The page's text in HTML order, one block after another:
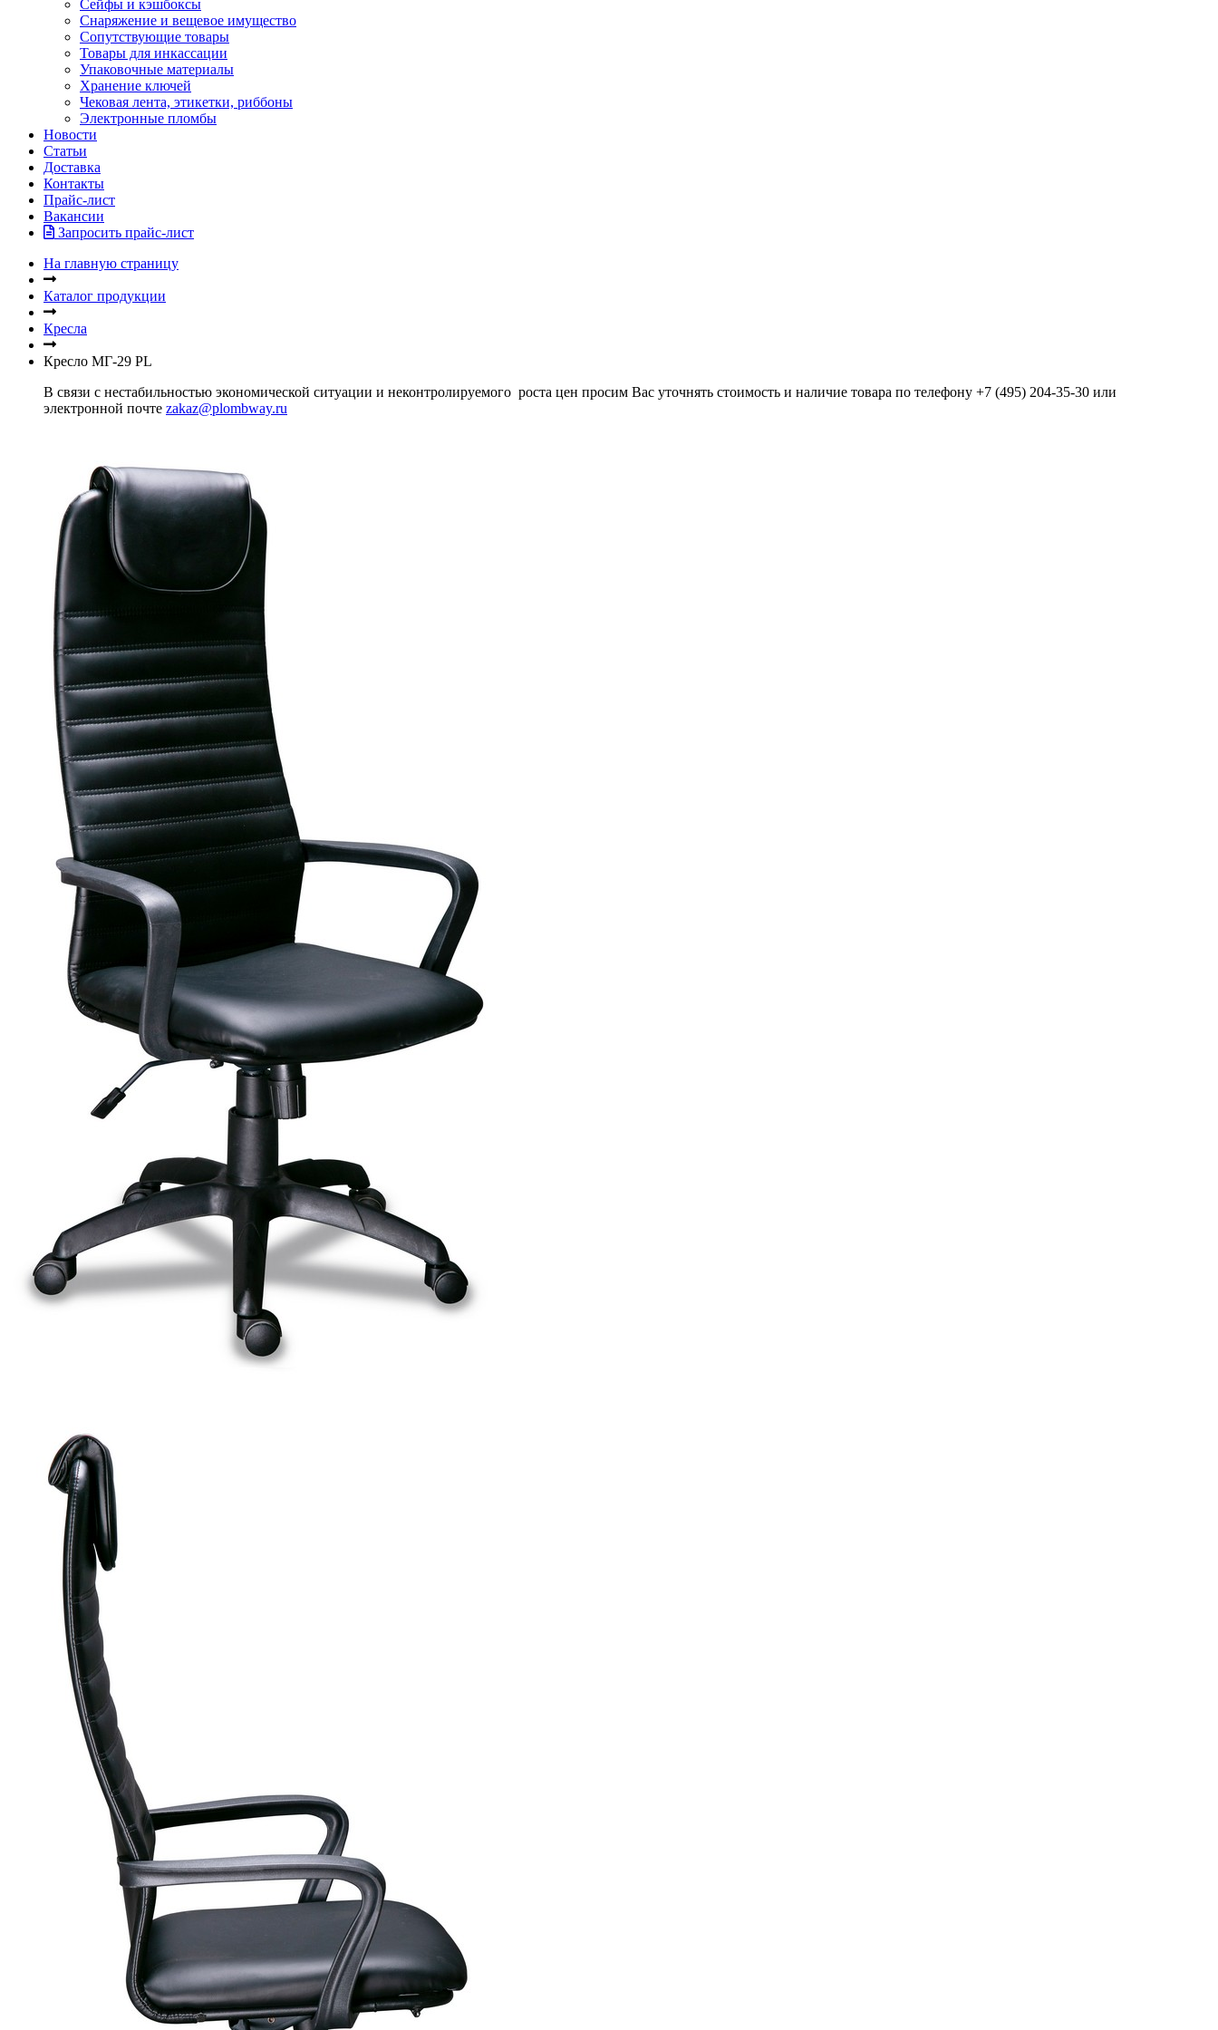
Сейфы и кэшбоксы
Снаряжение и вещевое имущество
Сопутствующие товары
Товары для инкассации
Упаковочные материалы
Хранение ключей
Чековая лента, этикетки, риббоны
Электронные пломбы
Новости
Статьи
Доставка
Контакты
Прайс-лист
Вакансии
Запросить прайс-лист
На главную страницу
Каталог продукции
Кресла
Кресло МГ-29 PL
В связи с нестабильностью экономической ситуации и неконтролируемого роста цен просим Вас уточнять стоимость и наличие товара по телефону +7 (495) 204-35-30 или
электронной почте zakaz@plombway.ru